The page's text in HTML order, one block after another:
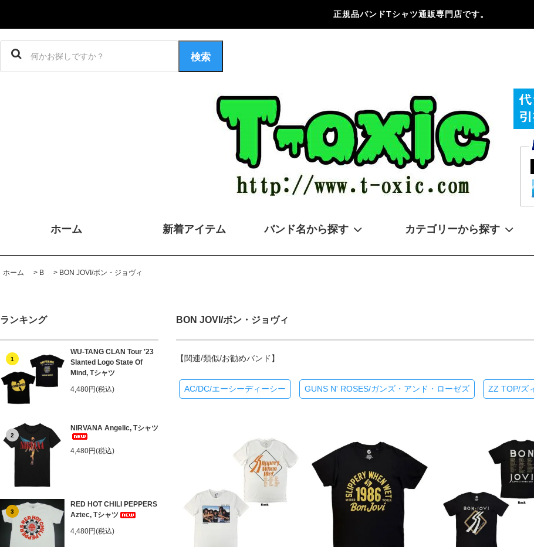
正規品バンドTシャツ通販専門店です。
検索
ホーム 新着アイテム バンド名から探す カテゴリーから探す
ホーム > B > BON JOVI/ボン・ジョヴィ
ランキング
1
WU-TANG CLAN Tour '23
Slanted Logo State Of
Mind, Tシャツ
4,480円(税込)
2
NIRVANA Angelic, Tシャツ
4,480円(税込)
3
RED HOT CHILI PEPPERS
Aztec, Tシャツ
4,480円(税込)
BON JOVI/ボン・ジョヴィ
【関連/類似/お勧めバンド】
AC/DC/エーシーディーシー GUNS N' ROSES/ガンズ・アンド・ローゼズ ZZ TOP/ズ